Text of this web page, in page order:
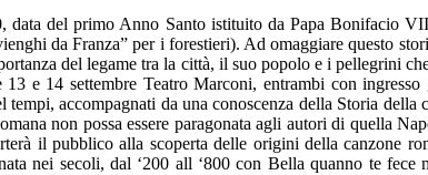
del primo Anno Santo istituito da Papa Bonifacio
da Franza” per i forestieri). Ad omaggiare questo
del legame tra la città, il suo popolo e i pellegrini
e 14 settembre Teatro Marconi, entrambi con
accompagnati da una conoscenza della Storia
non possa essere paragonata agli autori di quella
il pubblico alla scoperta delle origini della canzone
nei secoli, dal ‘200 all ‘800 con Bella quanno te